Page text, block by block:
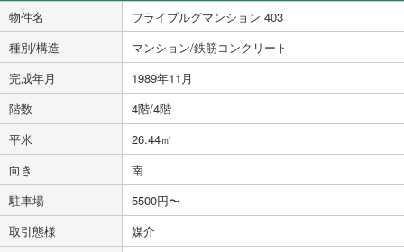
物件名
フライブルグマンション 403
種別/構造
マンション/鉄筋コンクリート
完成年月
1989年11月
階数
4階/4階
平米
26.44㎡
向き
南
駐車場
5500円〜
取引態様
媒介